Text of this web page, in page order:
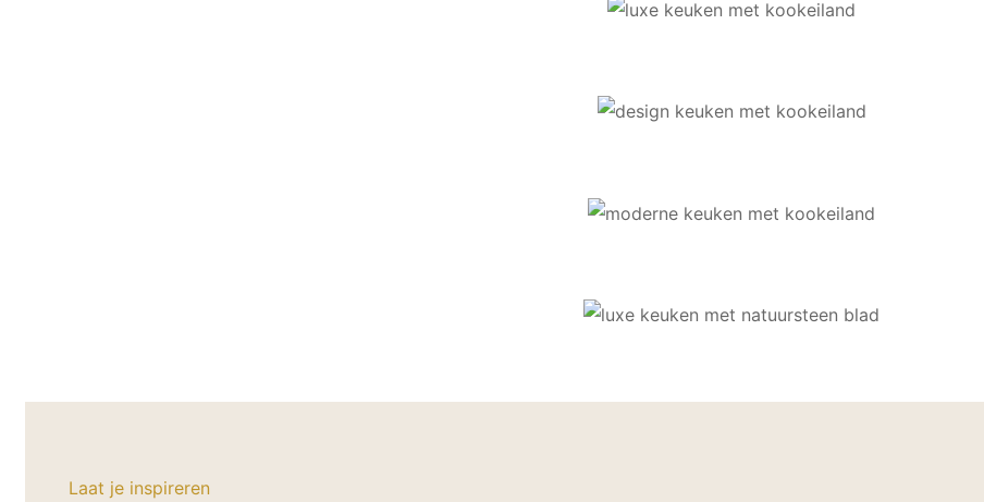
Laat je inspireren